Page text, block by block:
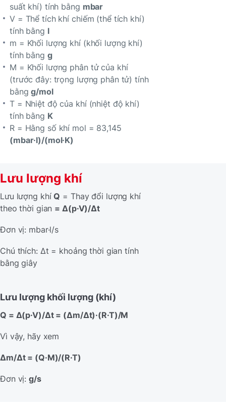
suất khí) tính bằng mbar
V = Thể tích khí chiếm (thể tích khí)
tính bằng l
m = Khối lượng khí (khối lượng khí)
tính bằng g
M = Khối lượng phân tử của khí
(trước đây: trọng lượng phân tử) tính
bằngg/mol
T = Nhiệt độ của khí (nhiệt độ khí)
tính bằng K
R = Hằng số khí mol = 83,145
(mbar·l)/(mol·K)
Lưu lượng khí
Lưu lượng khíQ = Thay đổi lượng khí
theo thời gian = Δ(p·V)/Δt
Đơn vị: mbar·l/s
Chú thích: Δt = khoảng thời gian tính
bằng giây
Lưu lượng khối lượng (khí)
Q = Δ(p·V)/Δt = (Δm/Δt)·(R·T)/M
Vì vậy, hãy xem
Δm/Δt = (Q·M)/(R·T)
Đơn vị:g/s